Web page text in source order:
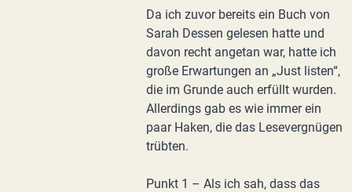
Da ich zuvor bereits ein Buch von
Sarah Dessen gelesen hatte und
davon recht angetan war, hatte ich
große Erwartungen an „Just listen“,
die im Grunde auch erfüllt wurden.
Allerdings gab es wie immer ein
paar Haken, die das Lesevergnügen
trübten.
Punkt 1 – Als ich sah, dass das